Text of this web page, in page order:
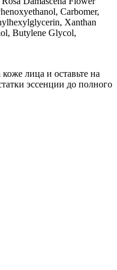
Carbomer,
Xanthan
Butylene Glycol,
лица и оставьте на
эссенции до полного